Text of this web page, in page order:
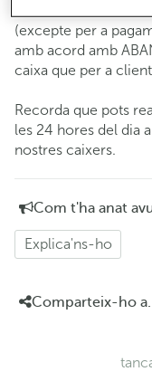
(excepte per a
amb acord amb
caixa que per a
Recorda que pots
les 24 hores del dia
nostres caixers.
Com t'ha anat
Explica'ns-ho
Comparteix-ho